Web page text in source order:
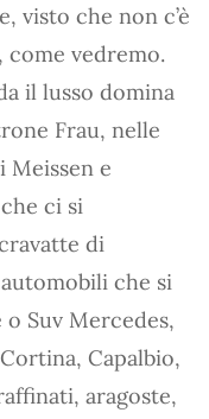
visto che non c’è
come vedremo.
il lusso domina
Frau, nelle
Meissen e
ci si
di
che si
Suv Mercedes,
Capalbio,
aragoste,